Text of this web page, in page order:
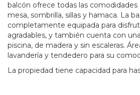
balcón ofrece todas las comodidades
mesa, sombrilla, sillas y hamaca. La
completamente equipada para
agradables, y también cuenta con
piscina, de madera y sin escaleras.
lavandería y tendedero para su
La propiedad tiene capacidad para